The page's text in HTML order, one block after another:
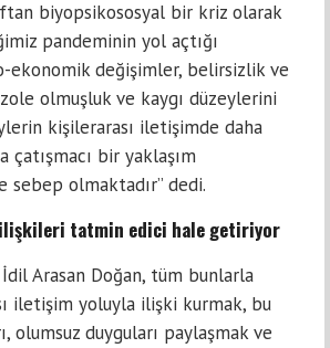
biyopsikososyal bir kriz olarak
pandeminin yol açtığı
ekonomik değişimler, belirsizlik ve
olmuşluk ve kaygı düzeylerini
kişilerarası iletişimde daha
çatışmacı bir yaklaşım
sebep olmaktadır” dedi.
tatmin edici hale getiriyor
Arasan Doğan, tüm bunlarla
iletişim yoluyla ilişki kurmak, bu
olumsuz duyguları paylaşmak ve